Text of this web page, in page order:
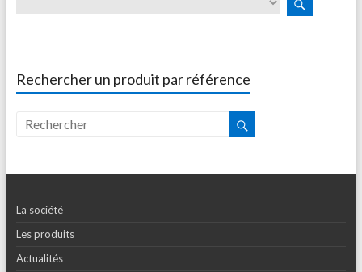
Rechercher un produit par référence
La société
Les produits
Actualités